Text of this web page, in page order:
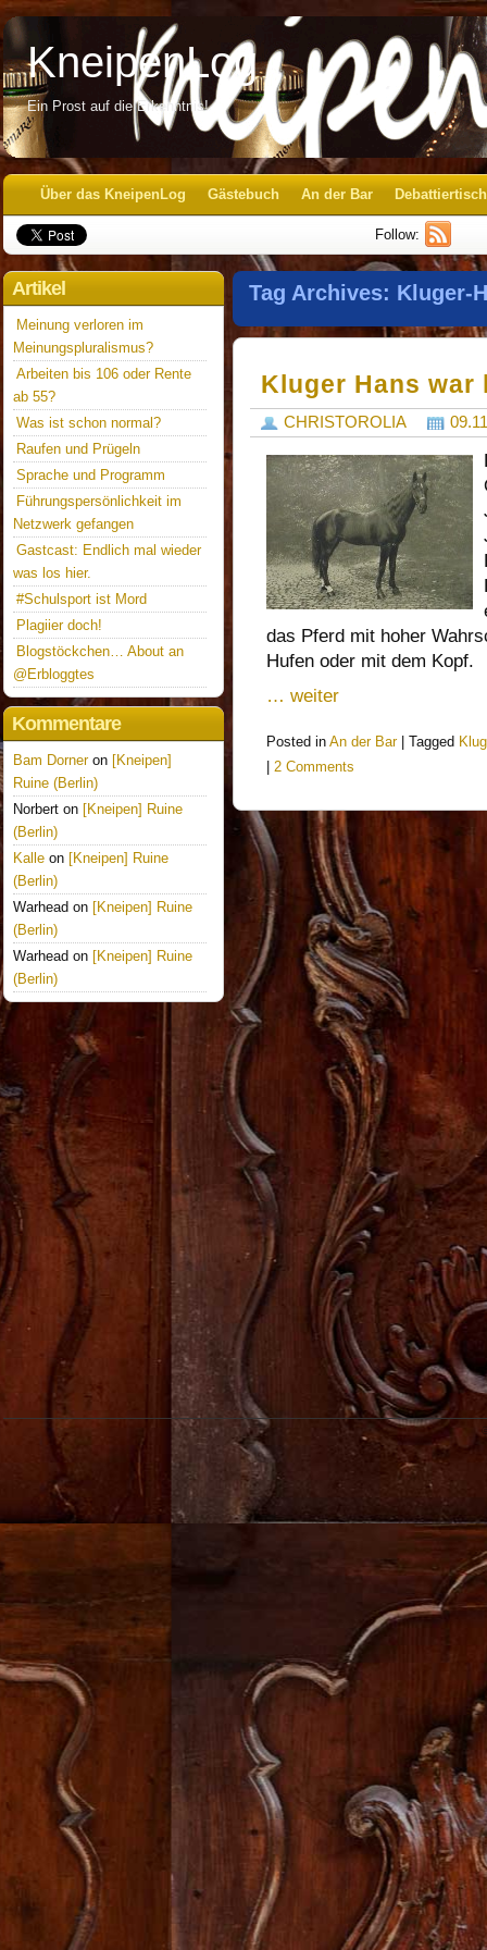
KneipenLog
Ein Prost auf die Erkenntnis!
Über das KneipenLog Gästebuch An der Bar Debattiertisch
Follow:
Tag Archives: Kluger-
Kluger Hans war
CHRISTOROLIA
das Pferd mit hoher
Hufen oder mit dem Kopf.
… weiter
Posted in An der Bar Tagged
2 Comments
Artikel
Meinung verloren im
Meinungspluralismus?
Arbeiten bis 106 oder Rente
ab 55?
Was ist schon normal?
Raufen und Prügeln
Sprache und Programm
Führungspersönlichkeit im
Netzwerk gefangen
Gastcast: Endlich mal wieder
was los hier.
#Schulsport ist Mord
Plagiier doch!
Blogstöckchen… About an
@Erbloggtes
Kommentare
Bam Dorneron [Kneipen]
Ruine (Berlin)
Norbert on [Kneipen] Ruine
(Berlin)
Kalle on [Kneipen] Ruine
(Berlin)
Warhead on [Kneipen] Ruine
(Berlin)
Warhead on [Kneipen] Ruine
(Berlin)